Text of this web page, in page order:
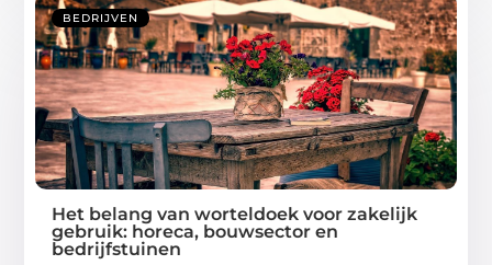
BEDRIJVEN
Het belang van worteldoek voor zakelijk
gebruik: horeca, bouwsector en
bedrijfstuinen